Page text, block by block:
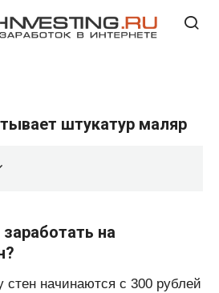
штукатур маляр
на
стен начинаются с 300 рублей